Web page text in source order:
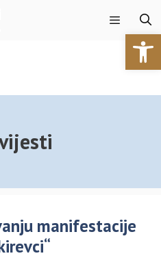
Izbornik
manifestacije